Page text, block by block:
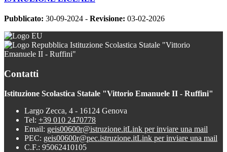
Pubblicato: 30-09-2024 - Revisione: 03-02-2026
Istituzione Scolastica Statale "Vittorio
Emanuele II - Ruffini"
Contatti
Istituzione Scolastica Statale "Vittorio Emanuele II - Ruffini"
Largo Zecca, 4 - 16124 Genova
Tel: +39 010 2470778
Email: geis00600r@istruzione.itLink per inviare una mail
PEC: geis00600r@pec.istruzione.itLink per inviare una mail
C.F.: 95062410105